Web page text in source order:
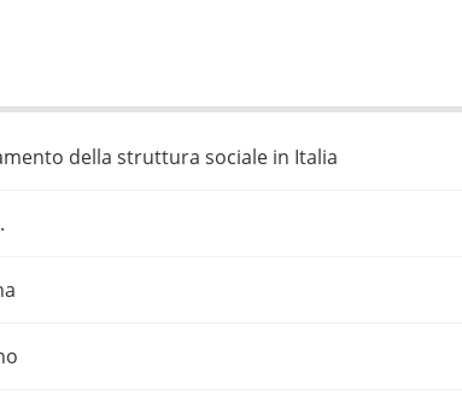
della struttura sociale in Italia